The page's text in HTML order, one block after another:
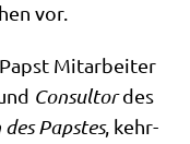
vor.
Mit­ar­bei­ter
Con­sul­tordes
Pap­stes, kehr­